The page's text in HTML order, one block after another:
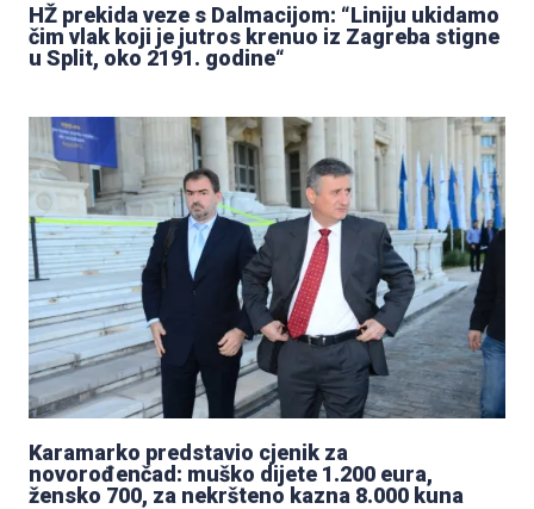
HŽ prekida veze s Dalmacijom: “Liniju ukidamo
čim vlak koji je jutros krenuo iz Zagreba stigne
u Split, oko 2191. godine“
Karamarko predstavio cjenik za
novorođenčad: muško dijete 1.200 eura,
žensko 700, za nekršteno kazna 8.000 kuna